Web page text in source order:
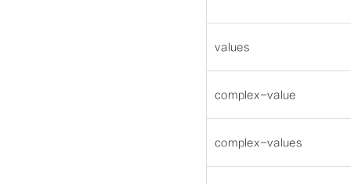
values
complex-value
complex-values